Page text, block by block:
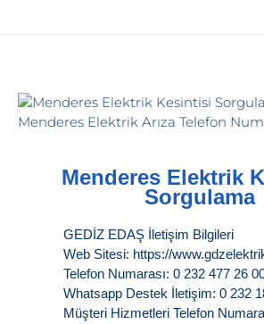
Menderes Elektrik
Sorgulama
GEDİZ EDAŞ İletişim Bilgileri
Web Sitesi: https://
Telefon Numarası: 0 232 477 26
Whatsapp Destek İletişim: 0 232
Müşteri Hizmetleri Telefon